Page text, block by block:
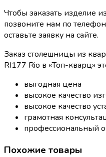
Чтобы заказать изделие
позвоните нам по
оставьте заявку на сайте.
Заказ столешницы из
RI177 Rio в «Топ-кварц»
выгодная цена
высокое качество
высокое качество
грамотная
профессиональный
Похожие товары